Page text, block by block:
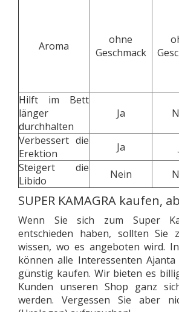
Aroma
ohne
Geschmack
Hilft im Bett
länger
durchhalten
Ja
Verbessert die
Erektion
Ja
Steigert die
Libido
Nein
SUPER KAMAGRA kaufen,
Wenn Sie sich zum Super
entschieden haben, sollten Sie
wissen, wo es angeboten wird.
können alle Interessenten Ajanta
günstig kaufen. Wir bieten es
Kunden unseren Shop ganz
werden. Vergessen Sie aber